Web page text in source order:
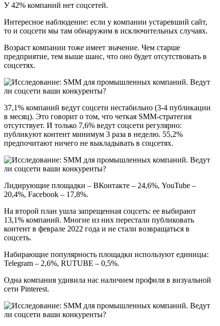
У 42% компаний нет соцсетей.
Интересное наблюдение: если у компании устаревший сайт,
то и соцсети мы там обнаружим в исключительных случаях.
Возраст компании тоже имеет значение. Чем старше
предприятие, тем выше шанс, что оно будет отсутствовать в
соцсетях.
37,1% компаний ведут соцсети нестабильно (3-4 публикации
в месяц). Это говорит о том, что четкая SMM-стратегия
отсутствует. И только 7,6% ведут соцсети регулярно:
публикуют контент минимум 3 раза в неделю. 55,2%
предпочитают ничего не выкладывать в соцсетях.
Лидирующие площадки – ВКонтакте – 24,6%, YouTube –
20,4%, Facebook – 17,8%.
На второй план ушла запрещенная соцсеть: ее выбирают
13,1% компаний. Многие из них перестали публиковать
контент в феврале 2022 года и не стали возвращаться в
соцсеть.
Набирающие популярность площадки используют единицы:
Telegram – 2,6%, RUTUBE – 0,5%.
Одна компания удивила нас наличием профиля в визуальной
сети Pinterest.